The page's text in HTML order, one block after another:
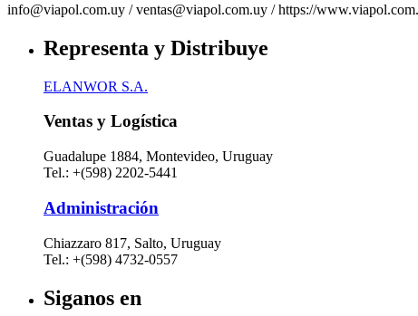
info@viapol.com.uy /ventas@viapol.com.uy /https://
Representa y Distribuye
ELANWOR S.A.
Ventas y Logística
Guadalupe 1884, Montevideo, Uruguay
Tel.: +(598) 2202-5441
Administración
Chiazzaro 817, Salto, Uruguay
Tel.: +(598) 4732-0557
Siganos en